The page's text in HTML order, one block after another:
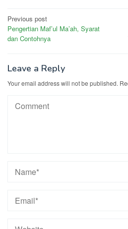
Post
navigation
Previous post
Pengertian Maf’ul Ma’ah, Syarat
dan Contohnya
Leave a Reply
Your email address will not be published.